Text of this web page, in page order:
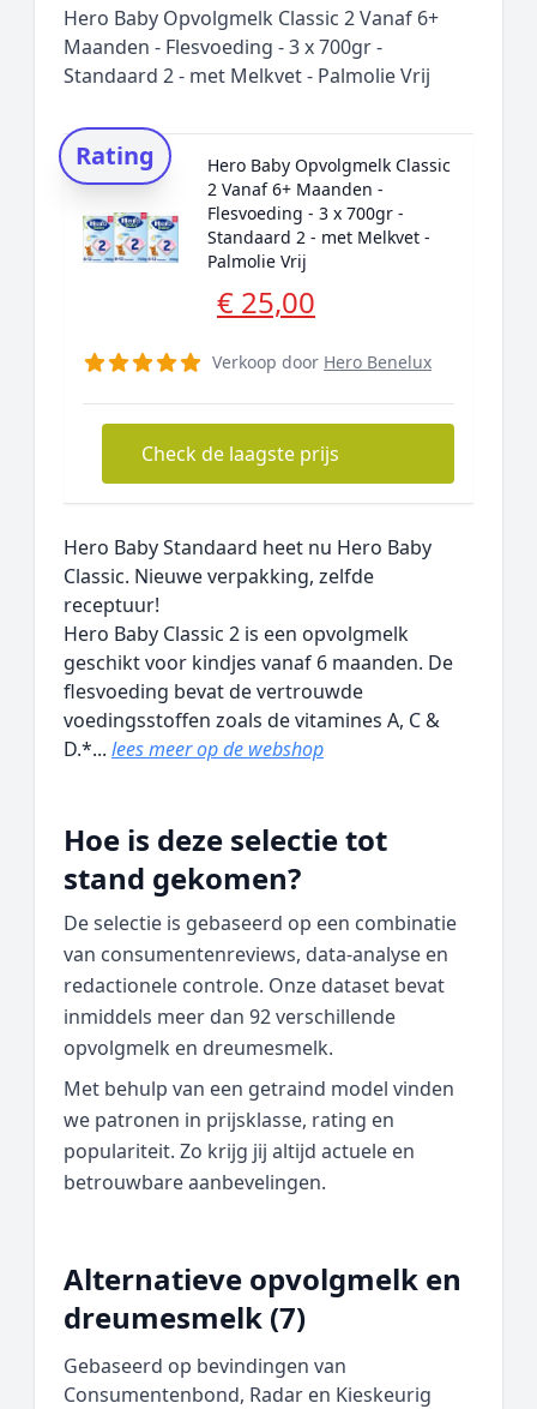
Hero Baby Opvolgmelk Classic 2 Vanaf 6+
Maanden - Flesvoeding - 3 x 700gr -
Standaard 2 - met Melkvet - Palmolie Vrij
Rating
Hero Baby Opvolgmelk Classic
2 Vanaf 6+ Maanden -
Flesvoeding - 3 x 700gr -
Standaard 2 - met Melkvet -
Palmolie Vrij
€ 25,00
Verkoop door Hero Benelux
Check de laagste prijs
Hero Baby Standaard heet nu Hero Baby
Classic. Nieuwe verpakking, zelfde
receptuur!
Hero Baby Classic 2 is een opvolgmelk
geschikt voor kindjes vanaf 6 maanden. De
flesvoeding bevat de vertrouwde
voedingsstoffen zoals de vitamines A, C &
D.*... lees meer op de webshop
Hoe is deze selectie tot
stand gekomen?
De selectie is gebaseerd op een combinatie
van consumentenreviews, data‑analyse en
redactionele controle. Onze dataset bevat
inmiddels meer dan 92 verschillende
opvolgmelk en dreumesmelk.
Met behulp van een getraind model vinden
we patronen in prijsklasse, rating en
populariteit. Zo krijg jij altijd actuele en
betrouwbare aanbevelingen.
Alternatieve opvolgmelk en
dreumesmelk (7)
Gebaseerd op bevindingen van
Consumentenbond, Radar en Kieskeurig